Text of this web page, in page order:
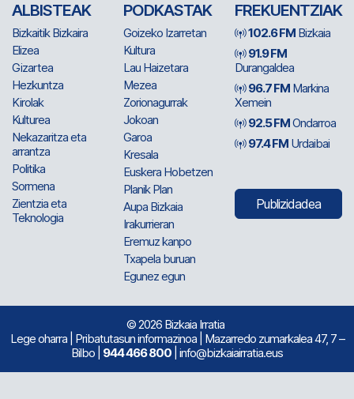
ALBISTEAK
Bizkaitik Bizkaira
Elizea
Gizartea
Hezkuntza
Kirolak
Kulturea
Nekazaritza eta
arrantza
Politika
Sormena
Zientzia eta
Teknologia
PODKASTAK
Goizeko Izarretan
Kultura
Lau Haizetara
Mezea
Zorionagurrak
Jokoan
Garoa
Kresala
Euskera Hobetzen
Planik Plan
Aupa Bizkaia
Irakurrieran
Eremuz kanpo
Txapela buruan
Egunez egun
FREKUENTZIAK
102.6 FM Bizkaia
91.9 FM
Durangaldea
96.7 FM Markina
Xemein
92.5 FMOndarroa
97.4 FM Urdaibai
Publizidadea
© 2026 Bizkaia Irratia
Lege oharra| Pribatutasun informazinoa| Mazarredo zumarkalea 47, 7 –
Bilbo | 944 466 800 | info@bizkaiairratia.eus